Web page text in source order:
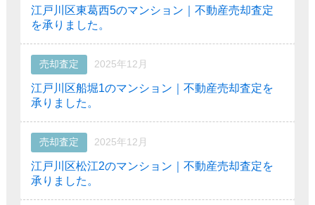
江戸川区東葛西5のマンション｜不動産売却査定
を承りました。
売却査定 2025年12月
江戸川区船堀1のマンション｜不動産売却査定を
承りました。
売却査定 2025年12月
江戸川区松江2のマンション｜不動産売却査定を
承りました。